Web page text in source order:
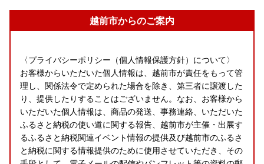
越前市からのご案内
〈プライバシーポリシー（個人情報保護方針）について〉
お客様からいただいた個人情報は、越前市が責任をもって管
理し、関係法令で定められた場合を除き、第三者に譲渡した
り、提供したりすることはございません。なお、お客様から
いただいた個人情報は、商品の発送、事務連絡、いただいた
ふるさと納税の使い道に関する報告、越前市が主催・出展す
るふるさと納税関連イベント情報の提供及び越前市のふるさ
と納税に関する情報提供のために使用させていただき、その